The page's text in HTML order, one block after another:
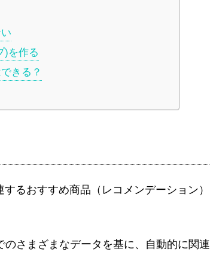
)を作る
きる？
るおすすめ商品（レコメンデーション）
さまざまなデータを基に、自動的に関連